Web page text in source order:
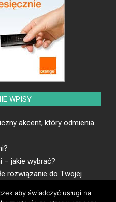
WPISY
akcent, który odmienia
– jakie wybrać?
rozwiązanie do Twojej
do sypialni
aby świadczyć usługi na